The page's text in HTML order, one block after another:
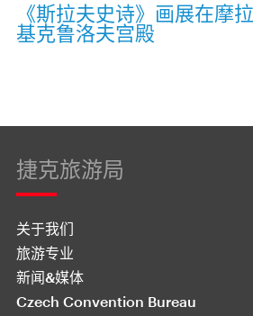
《斯拉夫史诗》画展在摩
基克鲁洛夫宫殿
捷克旅游局
关于我们
旅游专业
新闻&媒体
Czech Convention Bureau